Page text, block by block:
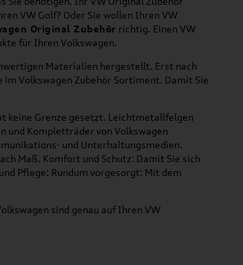
VW Golf? Oder Sie wollen Ihren VW
Original Zubehör richtig. Einen VW
für Ihren Volkswagen.
Materialien hergestellt. Erst nach
Volkswagen Zubehör Sortiment. Damit Sie
keine Grenze gesetzt. Leichtmetallfelgen
und Kompletträder von Volkswagen
und Unterhaltungsmedien.
Maß. Komfort und Schutz: Damit Sie sich
Pflege: Rundum vorgesorgt: Mit dem
sind genau auf Ihren VW